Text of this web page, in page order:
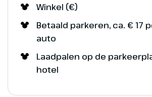
Winkel (€)
Betaald parkeren, ca. € 17
auto
Laadpalen op de
hotel